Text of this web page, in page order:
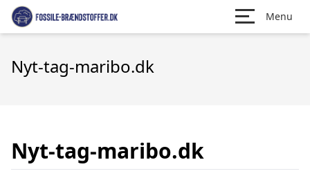
Menu
Nyt-tag-maribo.dk
Nyt-tag-maribo.dk